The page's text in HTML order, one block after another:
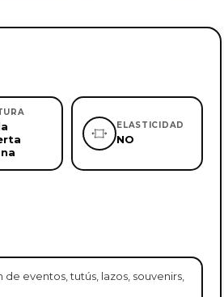
ELASTICIDAD
NO
eventos, tutús, lazos, souvenirs,